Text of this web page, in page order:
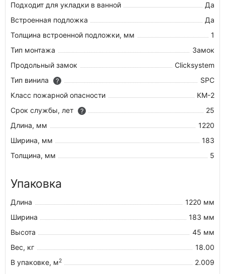
Подходит для укладки в ванной
Да
Встроенная подложка
Да
Толщина встроенной подложки, мм
1
Тип монтажа
Замок
Продольный замок
Clicksystem
Тип винила
?
SPC
Класс пожарной опасности
КМ-2
Срок службы, лет
?
25
Длина, мм
1220
Ширина, мм
183
Толщина, мм
5
Упаковка
Длина
1220 мм
Ширина
183 мм
Высота
45 мм
Вес, кг
18.00
В упаковке, м2
2.009